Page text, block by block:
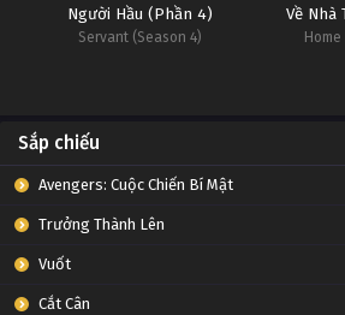
Người Hầu (Phần 4)
Servant (Season 4)
Về Nhà
Sắp chiếu
Avengers: Cuộc Chiến Bí Mật
Trưởng Thành Lên
Vuốt
Cắt Cân